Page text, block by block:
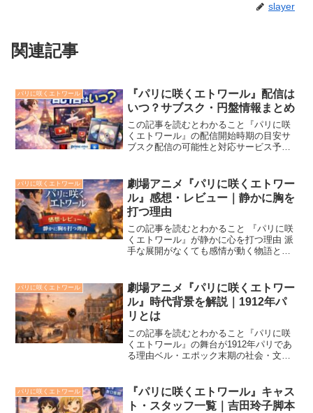
slayer
関連記事
パリに咲くエトワール
『パリに咲くエトワール』配信は
いつ？サブスク・円盤情報まとめ
この記事を読むとわかること『パリに咲
くエトワール』の配信開始時期の目安サ
ブスク配信の可能性と対応サービス予想
を観て、「配信はいつから？」「サブス
クで見られる？...
パリに咲くエトワール
劇場アニメ『パリに咲くエトワー
ル』感想・レビュー｜静かに胸を
打つ理由
この記事を読むとわかること 『パリに咲
くエトワール』が静かに心を打つ理由 派
手な展開がなくても感情が動く物語と演
咲くエトワール』は、派手な展開や強い
メッセージを押し出...
パリに咲くエトワール
劇場アニメ『パリに咲くエトワー
ル』時代背景を解説｜1912年パ
リとは
この記事を読むとわかること『パリに咲
くエトワール』の舞台が1912年パリであ
る理由ベル・エポック末期の社会・文
に咲くエトワール』は、1912年のパリを
舞台に物語が展開さ...
パリに咲くエトワール
『パリに咲くエトワール』キャス
ト・スタッフ一覧｜吉田玲子脚本